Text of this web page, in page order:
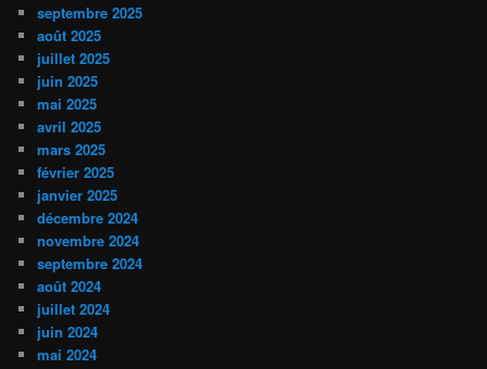
septembre 2025
août 2025
juillet 2025
juin 2025
mai 2025
avril 2025
mars 2025
février 2025
janvier 2025
décembre 2024
novembre 2024
septembre 2024
août 2024
juillet 2024
juin 2024
mai 2024